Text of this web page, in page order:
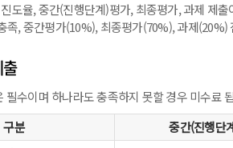
도율, 중간(진행단계)평가, 최종평가, 과제 제출
족, 중간평가(10%), 최종평가(70%), 과제
필수이며 하나라도 충족하지 못할 경우 미수료
구분
중간(진행단